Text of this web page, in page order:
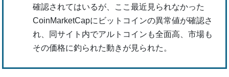
確認されてはいるが、ここ最近見られなかった
CoinMarketCapにビットコインの異常値が確認さ
れ、同サイト内でアルトコインも全面高、市場も
その価格に釣られた動きが見られた。